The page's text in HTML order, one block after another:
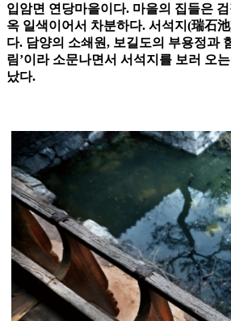
입암면 연당마을이다. 마을의 집들은
옥 일색이어서 차분하다. 서석지(瑞石
다. 담양의 소쇄원, 보길도의 부용정과
림’이라 소문나면서 서석지를 보러 오
났다.